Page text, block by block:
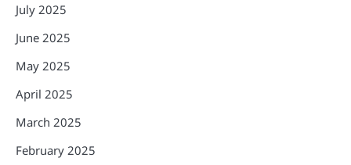
July 2025
June 2025
May 2025
April 2025
March 2025
February 2025